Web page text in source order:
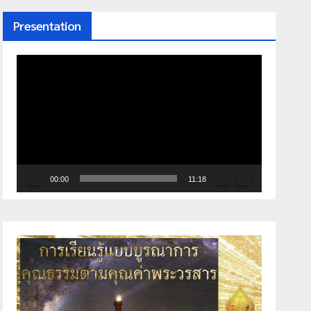
Presentation
00:00 11:18